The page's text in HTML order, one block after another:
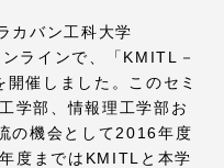
カバン工科大学
ラインで、「KMITL－
催しました。このセミ
学部、情報理工学部お
の機会として2016年度
度まではKMITLと本学
湘南キャンパス
静岡キャンパス
阿蘇くまもと
臨空キャンパス